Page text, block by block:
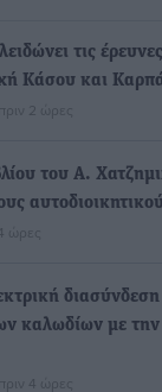
τις
Κάσου και
πριν 2 ώρες
του Α.
ώρες
καλωδίων με την
πριν 4 ώρες